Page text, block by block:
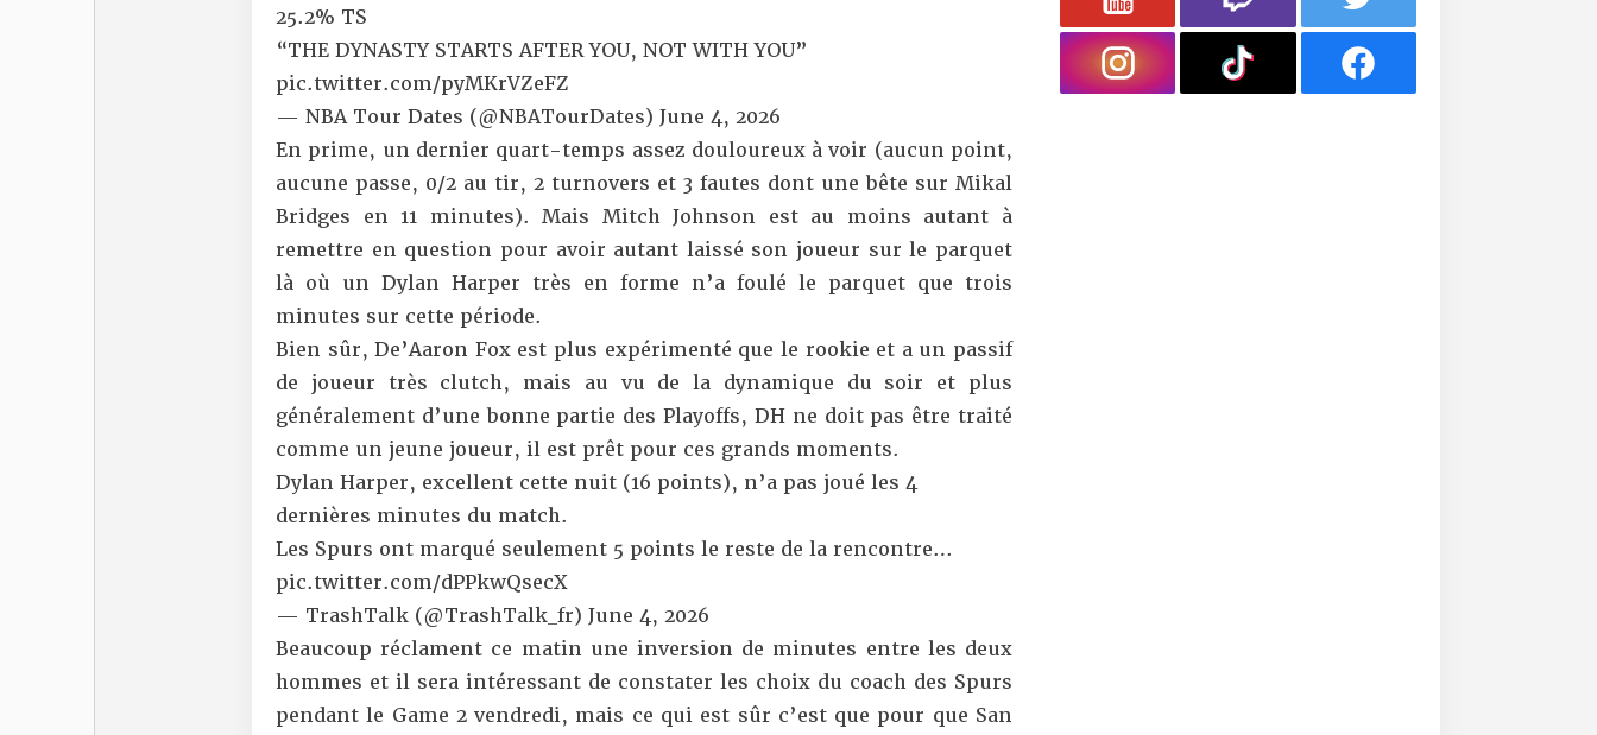
25.2% TS
“THE DYNASTY STARTS AFTER YOU, NOT WITH YOU”
pic.twitter.com/pyMKrVZeFZ
— NBA Tour Dates (@NBATourDates) June 4, 2026
En prime, un dernier quart-temps assez douloureux à voir (aucun point,
aucune passe, 0/2 au tir, 2 turnovers et 3 fautes dont une bête sur Mikal
Bridges en 11 minutes). Mais Mitch Johnson est au moins autant à
remettre en question pour avoir autant laissé son joueur sur le parquet
là où un Dylan Harper très en forme n’a foulé le parquet que trois
minutes sur cette période.
Bien sûr, De’Aaron Fox est plus expérimenté que le rookie et a un passif
de joueur très clutch, mais au vu de la dynamique du soir et plus
généralement d’une bonne partie des Playoffs, DH ne doit pas être traité
comme un jeune joueur, il est prêt pour ces grands moments.
Dylan Harper, excellent cette nuit (16 points), n’a pas joué les 4
dernières minutes du match.
Les Spurs ont marqué seulement 5 points le reste de la rencontre…
pic.twitter.com/dPPkwQsecX
— TrashTalk (@TrashTalk_fr) June 4, 2026
Beaucoup réclament ce matin une inversion de minutes entre les deux
hommes et il sera intéressant de constater les choix du coach des Spurs
pendant le Game 2 vendredi, mais ce qui est sûr c’est que pour que San